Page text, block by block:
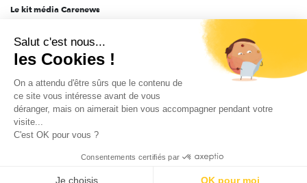
Le kit média Carenews
AEF info
Novethic
PRODURABLE
Inclusiv Day
Données personnelles Mentions légales 2025-2026 Tout droits réservés
Salut c'est nous...
les Cookies !
On a attendu d'être sûrs que le contenu de
ce site vous intéresse avant de vous
déranger, mais on aimerait bien vous accompagner pendant votre
visite...
C'est OK pour vous ?
Consentements certifiés par
Je choisis OK pour moi